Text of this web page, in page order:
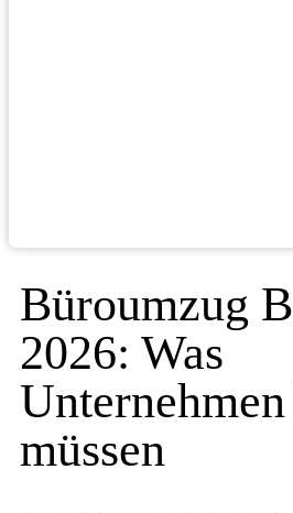
Büroumzug
2026: Was
müssen